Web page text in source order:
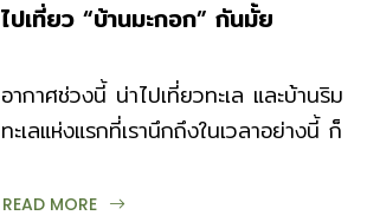
ไปเที่ยว “บ้านมะกอก” กันมั้ย
อากาศช่วงนี้ น่าไปเที่ยวทะเล และบ้านริม
ทะเลแห่งแรกที่เรานึกถึงในเวลาอย่างนี้ ก็
คลองยายกี๋ เกาะกูด จังหวัดตราด
READ MORE